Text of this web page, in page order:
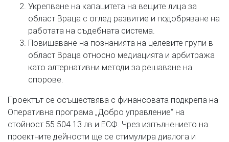
Укрепване на капацитета на вещите лица за
област Враца с оглед развитие и подобряване на
работата на съдебната система.
Повишаване на познанията на целевите групи в
област Враца относно медиацията и арбитража
като алтернативни методи за решаване на
спорове.
Проектът се осъществява с финансовата подкрепа на
Оперативна програма „Добро управление“ на
стойност 55 504.13 лв и ЕСФ. Чрез изпълнението на
проектните дейности ще се стимулира диалога и